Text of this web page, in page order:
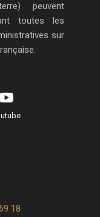
peuvent
toutes les
sur
18